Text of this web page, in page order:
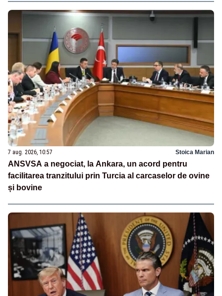
7 aug. 2026, 10:57 Stoica Marian
ANSVSA a negociat, la Ankara, un acord pentru
facilitarea tranzitului prin Turcia al carcaselor de ovine
și bovine